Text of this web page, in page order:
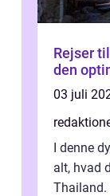
Rejser
den
03 juli
I denne
alt, hvad
Thailand.